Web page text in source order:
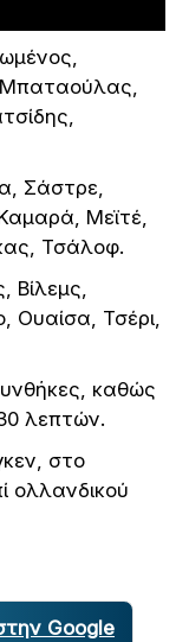
Μπαταούλας,
Σάστρε,
Μεϊτέ,
Τσάλοφ.
Βίλεμς,
Ουαίσα, Τσέρι,
καθώς
λεπτών.
στο
ολλανδικού
Google